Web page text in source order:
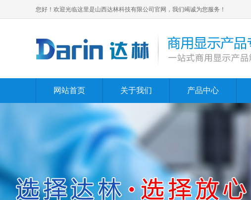
您好！欢迎光临这里是山西达林科技有限公司官网，我们竭诚为您服务！
网站首页 关于我们 产品中心